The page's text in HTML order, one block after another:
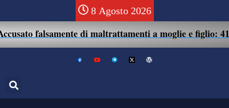
8 Agosto 2026
falsamente di maltrattamenti a moglie e figlio: 41enne